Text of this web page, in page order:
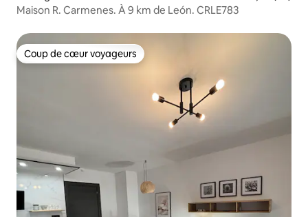
Maison R. Carmenes. À 9 km de León. CRLE783
Coup de cœur voyageurs
Coup de cœur voyageurs